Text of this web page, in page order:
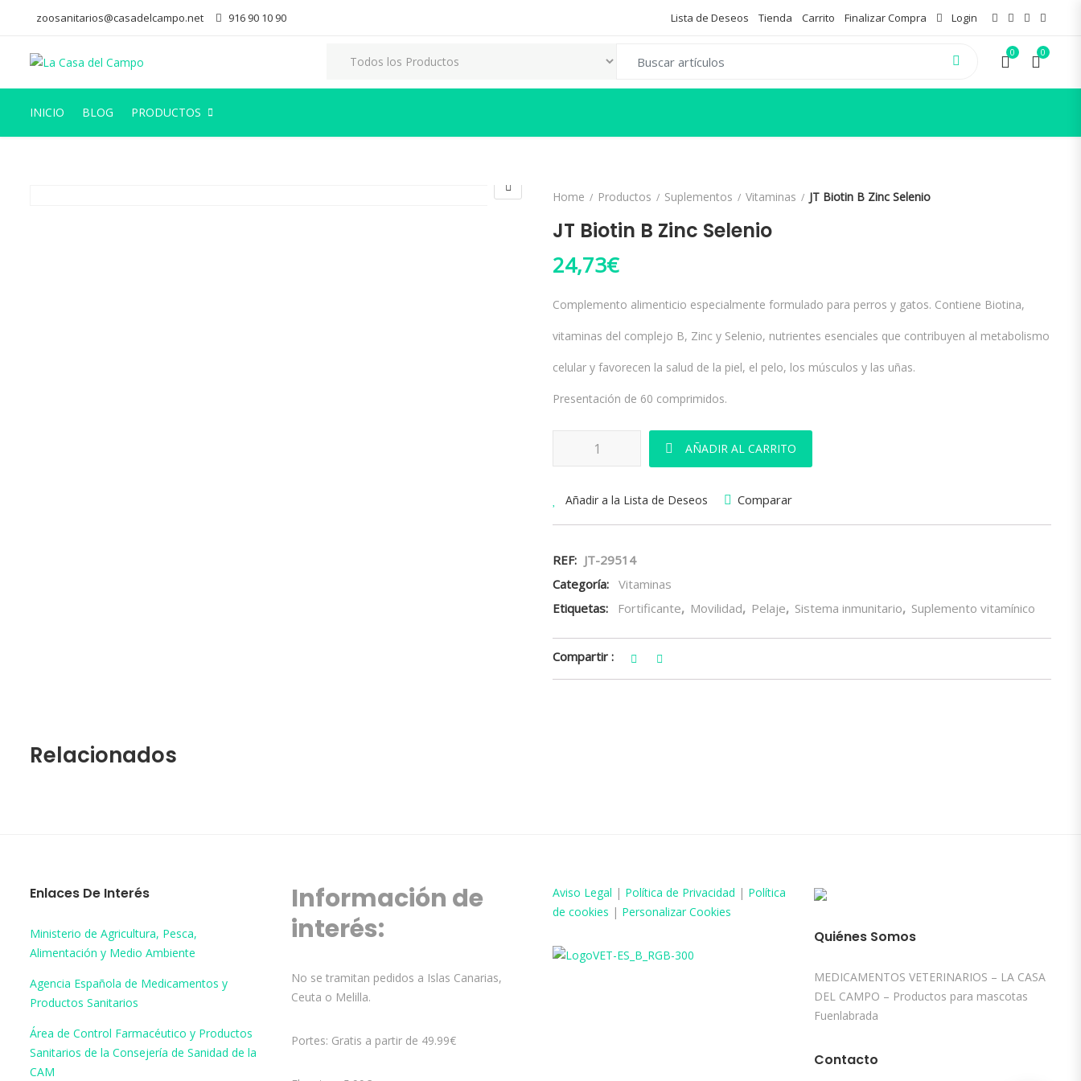
zoosanitarios@casadelcampo.net 916 90 10 90 Lista de Deseos Tienda Carrito Finalizar Compra Login
0 0
INICIO BLOG PRODUCTOS
Home Productos Suplementos Vitaminas JT Biotin B Zinc Selenio
JT Biotin B Zinc Selenio
24,73€
Complemento alimenticio especialmente formulado para perros y gatos. Contiene Biotina,
vitaminas del complejo B, Zinc y Selenio, nutrientes esenciales que contribuyen al metabolismo
celular y favorecen la salud de la piel, el pelo, los músculos y las uñas.
Presentación de 60 comprimidos.
JT Biotin B Zinc Selenio cantidad
AÑADIR AL CARRITO
Añadir a la Lista de Deseos Comparar
REF: JT-29514
Categoría: Vitaminas
Etiquetas:
Fortificante, Movilidad, Pelaje, Sistema inmunitario, Suplemento vitamínico
Compartir :
Relacionados
Enlaces De Interés
Ministerio de Agricultura, Pesca,
Alimentación y Medio Ambiente
Agencia Española de Medicamentos y
Productos Sanitarios
Área de Control Farmacéutico y Productos
Sanitarios de la Consejería de Sanidad de la
CAM
Información de
interés:
No se tramitan pedidos a Islas Canarias,
Ceuta o Melilla.
Portes: Gratis a partir de 49.99€
Aviso Legal | Política de Privacidad | Política
de cookies | Personalizar Cookies
Quiénes Somos
MEDICAMENTOS VETERINARIOS – LA CASA
DEL CAMPO – Productos para mascotas
Fuenlabrada
Contacto